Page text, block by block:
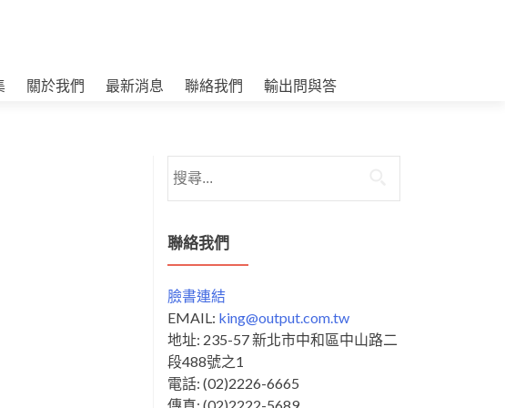
關於我們 最新消息 聯絡我們 輸出問與答
尋
鍵
字:
聯絡我們
臉書連結
EMAIL: king@output.com.tw
地址: 235-57 新北市中和區中山路二
段488號之1
電話: (02)2226-6665